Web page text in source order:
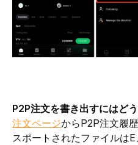
P2P注文を書き出すにはど
注文ページからP2P注文履
スポートされたファイルは